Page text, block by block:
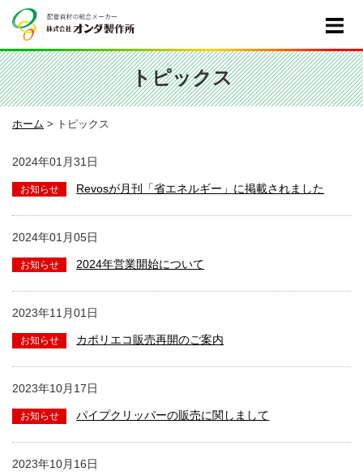
トピックス
ホーム > トピックス
2024年01月31日
Revosが月刊「省エネルギー」に掲載されました
2024年01月05日
2024年営業開始について
2023年11月01日
カポリエコ販売再開のご案内
2023年10月17日
パイプクリッパーの販売に関しまして
2023年10月16日